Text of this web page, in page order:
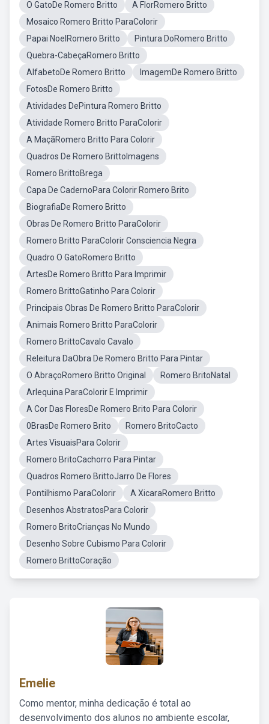
O GatoDe Romero Britto
A FlorRomero Britto
Mosaico Romero Britto ParaColorir
Papai NoelRomero Britto
Pintura DoRomero Britto
Quebra-CabeçaRomero Britto
AlfabetoDe Romero Britto
ImagemDe Romero Britto
FotosDe Romero Britto
Atividades DePintura Romero Britto
Atividade Romero Britto ParaColorir
A MaçãRomero Britto Para Colorir
Quadros De Romero BrittoImagens
Romero BrittoBrega
Capa De CadernoPara Colorir Romero Brito
BiografiaDe Romero Britto
Obras De Romero Britto ParaColorir
Romero Britto ParaColorir Consciencia Negra
Quadro O GatoRomero Britto
ArtesDe Romero Britto Para Imprimir
Romero BrittoGatinho Para Colorir
Principais Obras De Romero Britto ParaColorir
Animais Romero Britto ParaColorir
Romero BrittoCavalo Cavalo
Releitura DaObra De Romero Britto Para Pintar
O AbraçoRomero Britto Original
Romero BritoNatal
Arlequina ParaColorir E Imprimir
A Cor Das FloresDe Romero Brito Para Colorir
0BrasDe Romero Brito
Romero BritoCacto
Artes VisuaisPara Colorir
Romero BritoCachorro Para Pintar
Quadros Romero BrittoJarro De Flores
Pontilhismo ParaColorir
A XicaraRomero Britto
Desenhos AbstratosPara Colorir
Romero BritoCrianças No Mundo
Desenho Sobre Cubismo Para Colorir
Romero BrittoCoração
Emelie
Como mentor, minha dedicação é total ao
desenvolvimento dos alunos no ambiente escolar,